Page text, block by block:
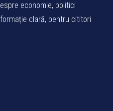
economie, politici
clară, pentru cititori